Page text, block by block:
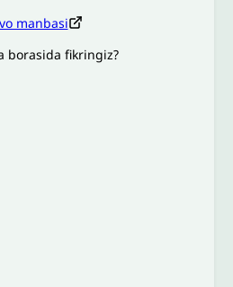
manbasi
borasida fikringiz?